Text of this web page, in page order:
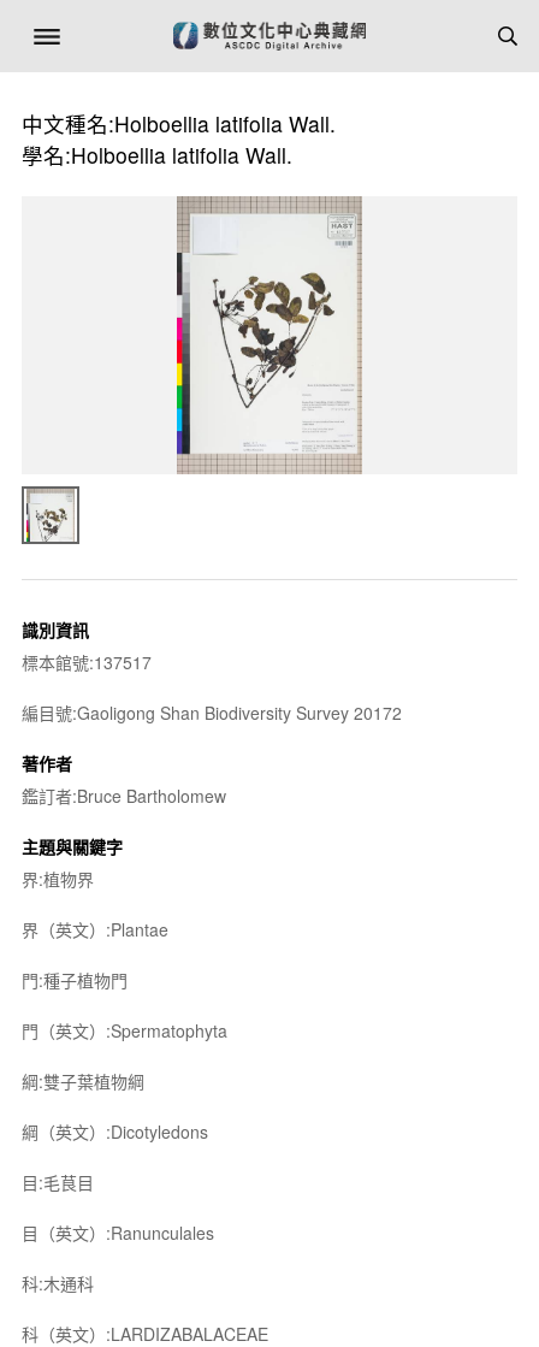
中文種名:Holboellia latifolia Wall.
學名:Holboellia latifolia Wall.
識別資訊
標本館號:137517
編目號:Gaoligong Shan Biodiversity Survey 20172
著作者
鑑訂者:Bruce Bartholomew
主題與關鍵字
界:植物界
界（英文）:Plantae
門:種子植物門
門（英文）:Spermatophyta
綱:雙子葉植物綱
綱（英文）:Dicotyledons
目:毛茛目
目（英文）:Ranunculales
科:木通科
科（英文）:LARDIZABALACEAE